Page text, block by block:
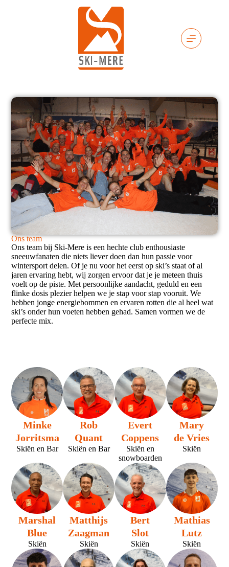
Ons team
Ons team bij Ski-Mere is een hechte club enthousiaste
sneeuwfanaten die niets liever doen dan hun passie voor
wintersport delen. Of je nu voor het eerst op ski’s staat of al
jaren ervaring hebt, wij zorgen ervoor dat je je meteen thuis
voelt op de piste. Met persoonlijke aandacht, geduld en een
flinke dosis plezier helpen we je stap voor stap vooruit. We
hebben jonge energiebommen en ervaren rotten die al heel wat
ski’s onder hun voeten hebben gehad. Samen vormen we de
perfecte mix.
Minke
Jorritsma
Skiën en Bar
Rob
Quant
Skiën en Bar
Evert
Coppens
Skiën en
snowboarden
Mary
de Vries
Skiën
Marshal
Blue
Skiën
Matthijs
Zaagman
Skiën
Bert
Slot
Skiën
Mathias
Lutz
Skiën